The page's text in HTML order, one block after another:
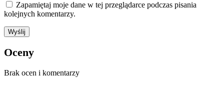
Zapamiętaj moje dane w tej przeglądarce podczas pisania
kolejnych komentarzy.
Oceny
Brak ocen i komentarzy